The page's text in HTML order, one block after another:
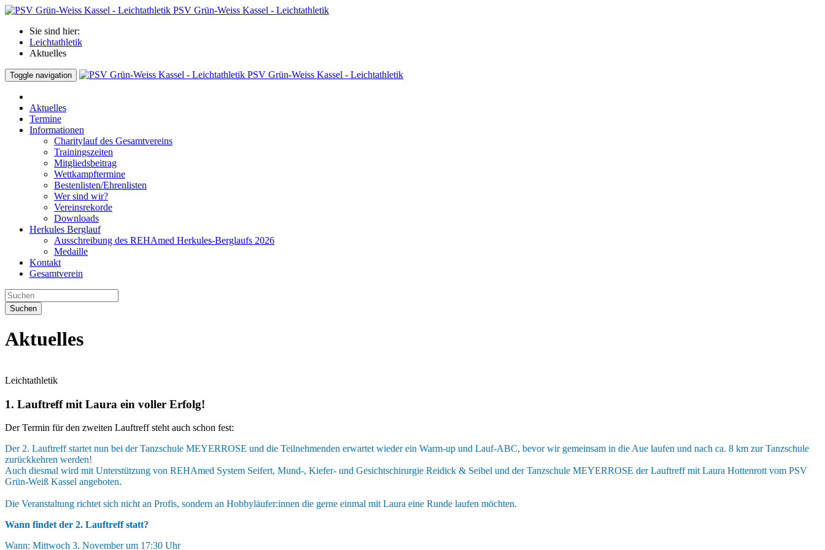
PSV Grün-Weiss Kassel - Leichtathletik
Sie sind hier:
Leichtathletik
Aktuelles
Toggle navigation PSV Grün-Weiss Kassel - Leichtathletik
Aktuelles
Termine
Informationen
Charitylauf des Gesamtvereins
Trainingszeiten
Mitgliedsbeitrag
Wettkampftermine
Bestenlisten/Ehrenlisten
Wer sind wir?
Vereinsrekorde
Downloads
Herkules Berglauf
Ausschreibung des REHAmed Herkules-Berglaufs 2026
Medaille
Kontakt
Gesamtverein
Suchen
Aktuelles
Leichtathletik
1. Lauftreff mit Laura ein voller Erfolg!
Der Termin für den zweiten Lauftreff steht auch schon fest:
Der 2. Lauftreff startet nun bei der Tanzschule MEYERROSE und die Teilnehmenden erwartet wieder ein Warm-up und Lauf-ABC, bevor wir gemeinsam in die Aue laufen und nach ca. 8 km zur Tanzschule
zurückkehren werden!
Auch diesmal wird mit Unterstützung von REHAmed System Seifert, Mund-, Kiefer- und Gesichtschirurgie Reidick & Seibel und der Tanzschule MEYERROSE der Lauftreff mit Laura Hottenrott vom PSV
Grün-Weiß Kassel angeboten.
Die Veranstaltung richtet sich nicht an Profis, sondern an Hobbyläufer:innen die gerne einmal mit Laura eine Runde laufen möchten.
Wann findet der 2. Lauftreff statt?
Wann: Mittwoch 3. November um 17:30 Uhr